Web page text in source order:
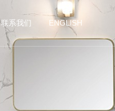
联系我们 ENGLISH